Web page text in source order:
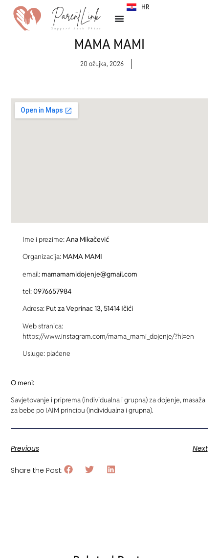
HR
SR
MAMA MAMI
20 ožujka, 2026
Ime i prezime:Ana Mikačević
Organizacija: MAMA MAMI
email: mamamamidojenje@gmail.com
tel: 0976657984
Adresa: Put za Veprinac 13, 51414 Ičići
Web stranica:
https://www.instagram.com/mama_mami_dojenje/?hl=en
Usluge: plaćene
O meni:
Savjetovanje i priprema (individualna i grupna) za dojenje, masaža
za bebe po IAIM principu (individualna i grupna).
Previous Next
Share the Post: